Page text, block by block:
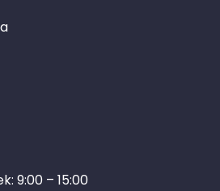
9:00 – 15:00